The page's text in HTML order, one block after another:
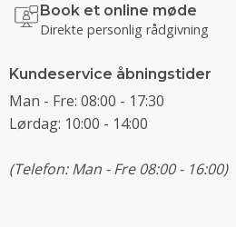
Book et online møde
Direkte personlig rådgivning
Kundeservice åbningstider
Man - Fre: 08:00 - 17:30
Lørdag: 10:00 - 14:00
(Telefon: Man - Fre 08:00 - 16:00)